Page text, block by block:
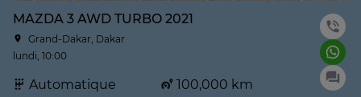
MAZDA 3 AWD TURBO 2021
Grand-Dakar, Dakar
lundi, 10:00
Automatique
100,000 km